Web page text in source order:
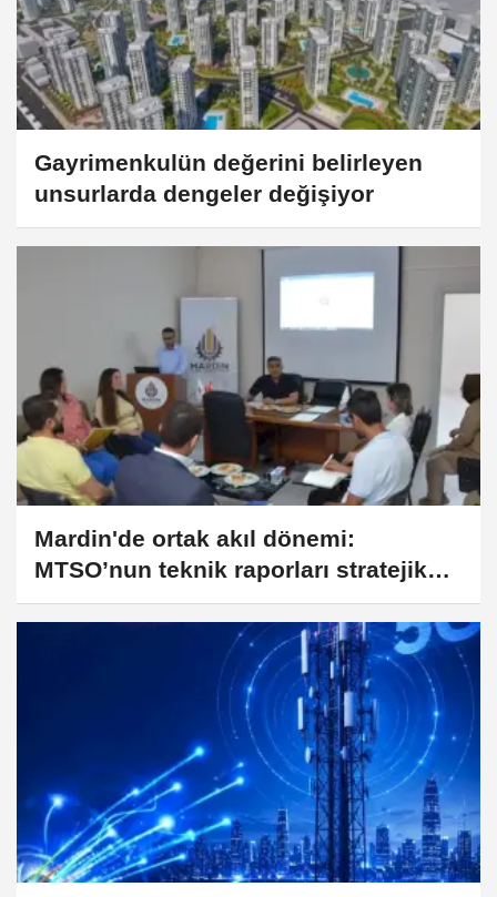
Gayrimenkulün değerini belirleyen
unsurlarda dengeler değişiyor
Mardin'de ortak akıl dönemi:
MTSO’nun teknik raporları stratejik
yatırımlara dönüşüyor